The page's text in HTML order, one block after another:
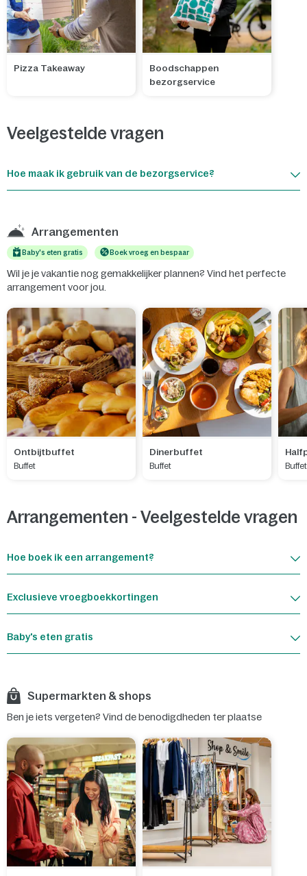
Pizza Takeaway
Boodschappen
bezorgservice
Veelgestelde vragen
Hoe maak ik gebruik van de bezorgservice?
Arrangementen
Baby's eten gratis Boek vroeg en bespaar
Wil je je vakantie nog gemakkelijker plannen? Vind het perfecte
arrangement voor jou.
Ontbijtbuffet
Buffet
Dinerbuffet
Buffet Buffet
Arrangementen - Veelgestelde vragen
Hoe boek ik een arrangement?
Exclusieve vroegboekkortingen
Baby's eten gratis
Supermarkten & shops
Ben je iets vergeten? Vind de benodigdheden ter plaatse